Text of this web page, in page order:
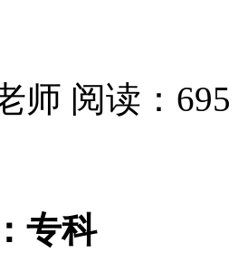
师 阅读：695
次：专